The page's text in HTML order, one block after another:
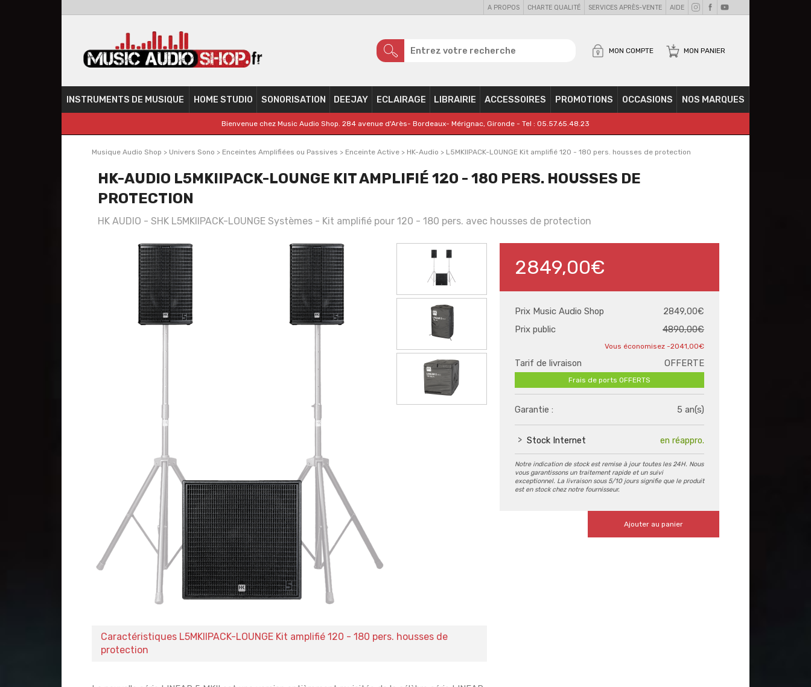
A PROPOS CHARTE QUALITÉ SERVICES APRÈS-VENTE AIDE
MON PANIER
MON COMPTE
INSTRUMENTS DE MUSIQUE HOME STUDIO SONORISATION DEEJAY ECLAIRAGE LIBRAIRIE ACCESSOIRES PROMOTIONS OCCASIONS NOS MARQUES
Bienvenue chez Music Audio Shop. 284 avenue d'Arès- Bordeaux- Mérignac, Gironde - Tel : 05.57.65.48.23
Musique Audio Shop > Univers Sono > Enceintes Amplifiées ou Passives > Enceinte Active > HK-Audio > L5MKIIPACK-LOUNGE Kit amplifié 120 - 180 pers. housses de protection
HK-AUDIO L5MKIIPACK-LOUNGE KIT AMPLIFIÉ 120 - 180 PERS. HOUSSES DE
PROTECTION
HK AUDIO - SHK L5MKIIPACK-LOUNGE Systèmes - Kit amplifié pour 120 - 180 pers. avec housses de protection
2849,00€
Prix Music Audio Shop
2849,00€
Prix public
4890,00€
-2041,00€
Tarif de livraison OFFERTE
Frais de ports OFFERTS
Garantie : 5 an(s)
Stock Internet en réappro.
Notre indication de stock est remise à jour toutes les 24H. Nous
vous garantissons un traitement rapide et un suivi
exceptionnel. La livraison sous 5/10 jours signifie que le produit
est en stock chez notre fournisseur.
Ajouter au panier
Caractéristiques L5MKIIPACK-LOUNGE Kit amplifié 120 - 180 pers. housses de
protection